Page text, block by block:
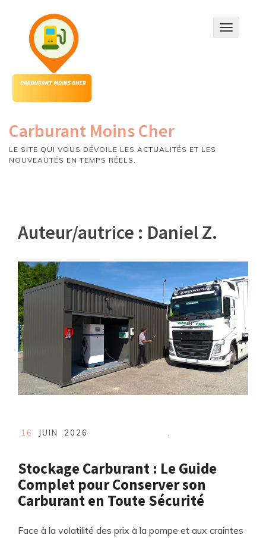
content
T
o
Carburant Moins Cher
LE SITE QUI VOUS DÉVOILE LES ACTUALITÉS ET LES
NOUVEAUTÉS EN TEMPS RÉELS.
Auteur/autrice : Daniel Z.
16 JUIN ,
2026
Stockage Carburant : Le Guide
Complet pour Conserver son
Carburant en Toute Sécurité
Face à la volatilité des prix à la pompe et aux craintes